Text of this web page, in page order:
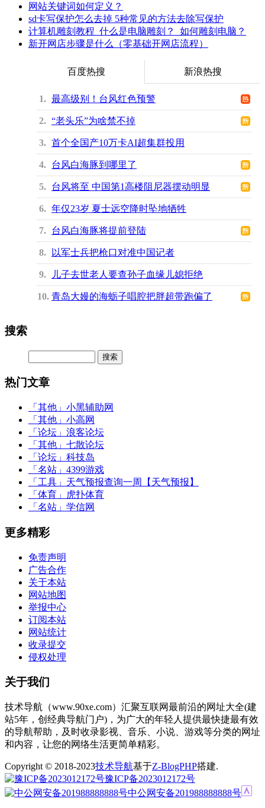
网站关键词如何定义？
sd卡写保护怎么去掉 5种常见的方法去除写保护
计算机雕刻教程_什么是电脑雕刻？_如何雕刻电脑？
新开网店步骤是什么（零基础开网店流程）
百度热搜 新浪热搜
1 最高级别！台风红色预警
2 “老头乐”为啥禁不掉
3 首个全国产10万卡AI超集群投用
4 台风白海豚到哪里了
5 台风将至 中国第1高楼阻尼器摆动明显
6 年仅23岁 夏士远空降时坠地牺牲
7 台风白海豚将提前登陆
8 以军士兵把枪口对准中国记者
9 儿子去世老人要查孙子血缘儿媳拒绝
10 青岛大嫚的海蛎子唱腔把胖超带跑偏了
搜索
热门文章
「其他」 小黑辅助网
「其他」 小高网
「论坛」 浪客论坛
「其他」 七散论坛
「论坛」 科技岛
「名站」 4399游戏
「工具」 天气预报查询一周【天气预报】
「体育」
虎扑体育
「名站」 学信网
更多精彩
免责声明
广告合作
关于本站
网站地图
举报中心
订阅本站
网站统计
收录提交
侵权处理
关于我们
技术导航（www.90xe.com）汇聚互联网最前沿的网址大全(建
站5年，创经典导航门户)，为广大的年轻人提供最快捷最有效
的导航帮助，及时收录影视、音乐、小说、游戏等分类的网址
和内容，让您的网络生活更简单精彩。
Copyright © 2018-2023技术导航基于Z-BlogPHP搭建.
豫ICP备2023012172号
中公网安备201988888888号